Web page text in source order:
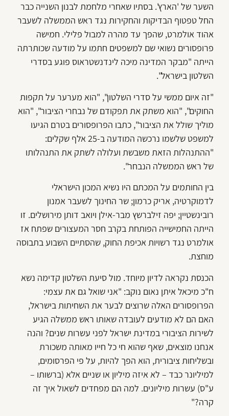
השער של 'הארץ'. בסתיו שאחרי מלחמת לבנון השנייה כבר
החל טפטוף הבדיקות והחקירות נגד ראש הממשלה לשעבר
אהוד אולמרט, שהפך עד מהרה למבול פלילי. חמישה
פרופסורים נשואי שם למשפטים חתמו על מודעה שכותרתה
הייתה "מבקר המדינה מיכה לינדנשטראוס פוגע בסדרי
השלטון בישראל".
"זה איום ממשי על סדרי השלטון", "הוא מערער על תקפות
החוקים", "הוא משתק את תפקודם של נבחרי הציבור", "הוא
מוליך שולל את הציבור", כתבו הפרופסורים בטרם הגיעו
למשפט שלשמו נרכשה המודעה ב-25 אלף שקלים:
"ההתנהלות הזאת משבשת ועלולה לשתק את התנהלותו
של ראש הממשלה הנבחר".
בין החותמים על המכתם היו נשיא המכון הישראלי
לדמוקרטיה, אריק כרמון; שר החינוך לשעבר אמנון
רובינשטיין; יפה זילברשץ מבר-אילן ויואב דותן מירושלים. זו
הייתה החמישייה הפותחת בקרב חסר המעצורים שפתח אז
אולמרט נגד רשויות אכיפת החוק, שהסתיים השבוע בתבוסה
מוחצת.
הכנסת נקראה לדיון מיוחד. מול סיעת השלטון קדימה נשא
ח"כ מיכאל איתן נאום נוקב: "אני שואל גם את עצמי:
הפרופסורים האלה שרוצים לבער את השחיתות בישראל,
האם הם לא מודעים לעובדה שאותו ראש ממשלה הגיע
לשירות הציבורי במדינת ישראל לפני עשרות שנים? והנה
אנחנו מוצאים, שאף שהוא חי כל חייו מאותה משכורת
ובשליחות ציבורית, הוא הפך להיות, על פי הפרסומים,
למיליונר כבד – לא איזה מיליון או שניים אלא (ברשותו –
ע"ס) עשרות מיליונים. למה הם מפחדים לשאול איך זה
קרה?"